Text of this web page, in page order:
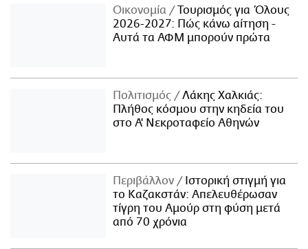
Οικονομία
Τουρισμός για Όλους
2026-2027: Πώς κάνω αίτηση -
Αυτά τα ΑΦΜ μπορούν πρώτα
Πολιτισμός
Λάκης Χαλκιάς:
Πλήθος κόσμου στην κηδεία του
στο Α' Νεκροταφείο Αθηνών
Περιβάλλον
Ιστορική στιγμή για
το Καζακστάν: Απελευθέρωσαν
τίγρη του Αμούρ στη φύση μετά
από 70 χρόνια